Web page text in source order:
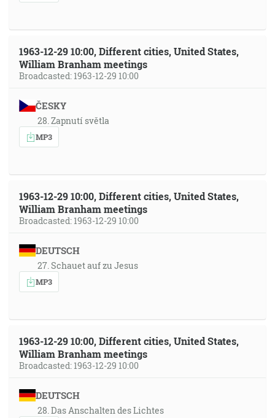
1963-12-29 10:00, Different cities, United States,
William Branham meetings
Broadcasted: 1963-12-29 10:00
ČESKY
28. Zapnutí světla
MP3
1963-12-29 10:00, Different cities, United States,
William Branham meetings
Broadcasted: 1963-12-29 10:00
DEUTSCH
27. Schauet auf zu Jesus
MP3
1963-12-29 10:00, Different cities, United States,
William Branham meetings
Broadcasted: 1963-12-29 10:00
DEUTSCH
28. Das Anschalten des Lichtes